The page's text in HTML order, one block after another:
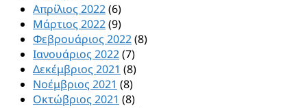
Απρίλιος 2022(6)
Μάρτιος 2022(9)
Φεβρουάριος 2022(8)
Ιανουάριος 2022(7)
Δεκέμβριος 2021 (8)
Νοέμβριος 2021 (8)
Οκτώβριος 2021 (8)